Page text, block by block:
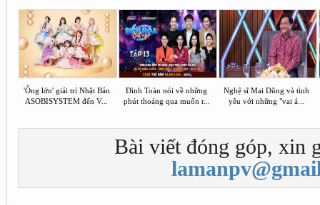
'Ông lớn' giải trí Nhật Bản
ASOBISYSTEM đến V...
Đình Toàn nói về những
phút thoáng qua muốn r...
Nghệ sĩ Mai Dũng và tình
yêu với những "vai á...
Bài viết đóng góp, xin